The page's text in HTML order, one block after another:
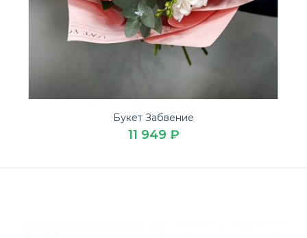
Букет Забвение
11 949 ₽